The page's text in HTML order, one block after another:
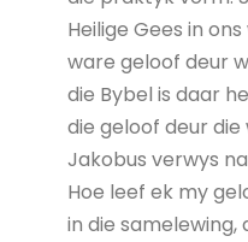
Heilige Gees in
ware geloof deur
die Bybel is daar
die geloof deur
Jakobus verwys
Hoe leef ek my
in die